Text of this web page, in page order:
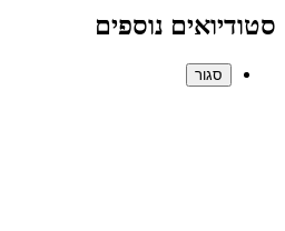
סטודיואים נוספים
סגור